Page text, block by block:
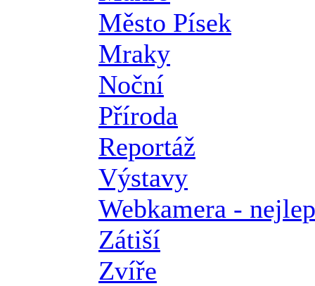
Město Písek
Mraky
Noční
Příroda
Reportáž
Výstavy
Webkamera -
Zátiší
Zvíře